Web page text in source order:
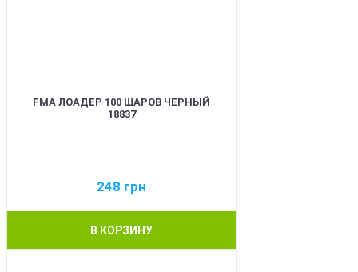
FMA ЛОАДЕР 100 ШАРОВ ЧЕРНЫЙ
18837
248 грн
В КОРЗИНУ